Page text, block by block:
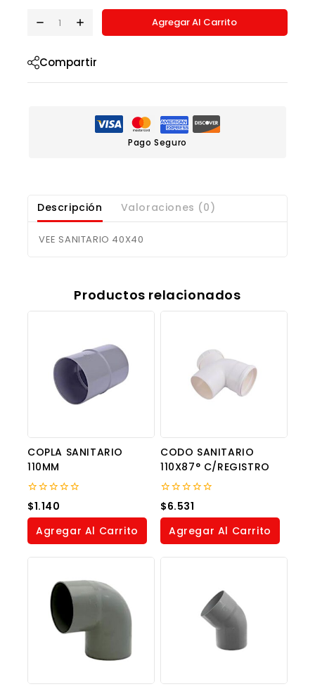
Agregar Al Carrito
Compartir
Pago Seguro
Descripción Valoraciones (0)
VEE SANITARIO 40X40
Productos relacionados
COPLA SANITARIO
110MM
0
out
of
$1.140
Agregar Al Carrito
CODO SANITARIO
110X87° C/REGISTRO
0
out
of
$6.531
Agregar Al Carrito